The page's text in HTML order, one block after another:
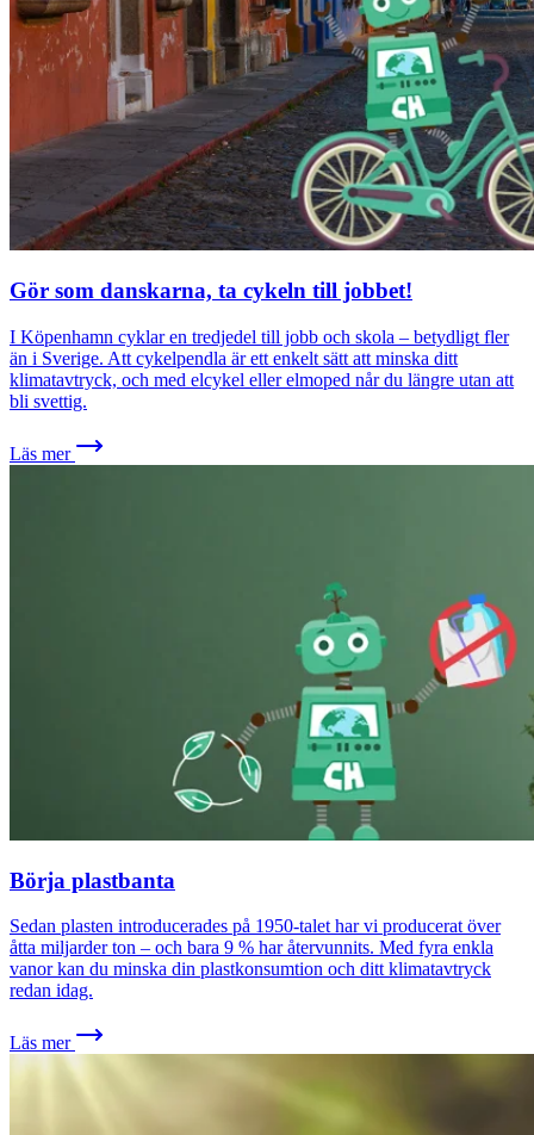
Gör som danskarna, ta cykeln till jobbet!
I Köpenhamn cyklar en tredjedel till jobb och skola – betydligt fler
än i Sverige. Att cykelpendla är ett enkelt sätt att minska ditt
klimatavtryck, och med elcykel eller elmoped når du längre utan att
bli svettig.
Läs mer
Börja plastbanta
Sedan plasten introducerades på 1950-talet har vi producerat över
åtta miljarder ton – och bara 9 % har återvunnits. Med fyra enkla
vanor kan du minska din plastkonsumtion och ditt klimatavtryck
redan idag.
Läs mer